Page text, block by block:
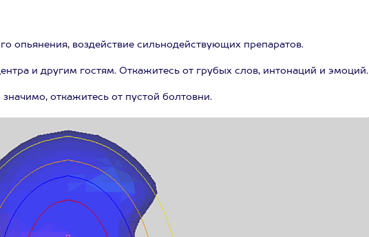
опьянения, воздействие сильнодействующих препаратов.
и другим гостям. Откажитесь от грубых слов, интонаций и эмоций.
откажитесь от пустой болтовни.